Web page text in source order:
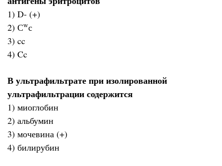
1) D- (+)
2) Сwс
3) cc
4) Cc
В ультрафильтрате при изолированной
ультрафильтрации содержится
1) миоглобин
2) альбумин
3) мочевина (+)
4) билирубин